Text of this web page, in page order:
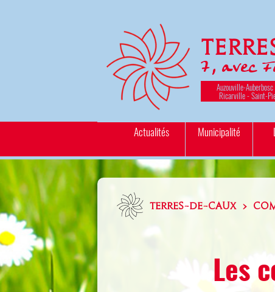
7, avec
Auzouville-
Ricarville - Saint-
Actualités Municipalité
TERRES-DE-CAUX >
Les